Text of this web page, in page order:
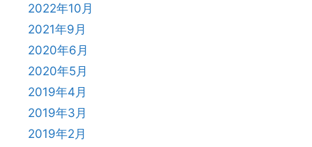
2022年10月
2021年9月
2020年6月
2020年5月
2019年4月
2019年3月
2019年2月